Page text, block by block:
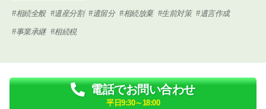
相続全般 遺産分割 遺留分 相続放棄 生前対策 遺言作成
事業承継 相続税
電話でお問い合わせ
平日9:30～18:00